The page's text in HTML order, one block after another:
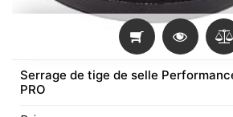
Serrage de tige de selle
PRO